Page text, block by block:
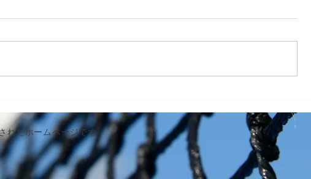
れたホームページです。